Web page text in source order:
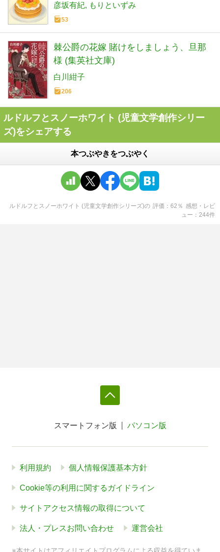
彦坂有紀 もりといずみ
53
棘公爵の花嫁 賭けをしましょう、旦那
様 (集英社文庫)
白川紺子
206
ルドルフとスノーホワイト (児童文学創作シリー
ズ)をシェアする
本つぶやきをつぶやく
ルドルフとスノーホワイト (児童文学創作シリーズ)の 評価 62 ％ 感想・レビ
ュー
244件
スマートフォン版 パソコン版
利用規約 個人情報保護基本方針
Cookie等の利用に関するガイドライン
サイトアクセス情報の取得について
法人・プレスお問い合わせ 運営会社
※本サイトはアフィリエイトプログラムによる収益を得ていま